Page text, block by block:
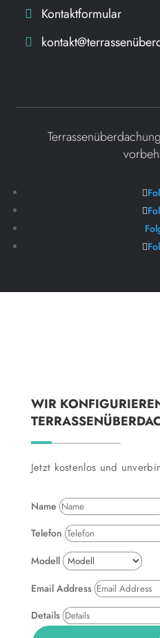
Kontaktformular
WIR
Jetzt kostenlos und
Name
Telefon
Modell
Email Address
Details